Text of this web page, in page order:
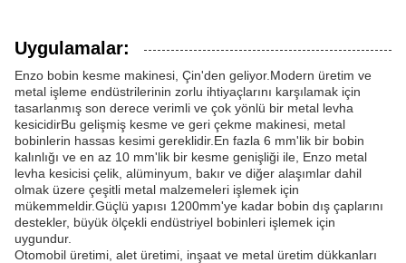
Uygulamalar:
Enzo bobin kesme makinesi, Çin'den geliyor.Modern üretim ve
metal işleme endüstrilerinin zorlu ihtiyaçlarını karşılamak için
tasarlanmış son derece verimli ve çok yönlü bir metal levha
kesicidirBu gelişmiş kesme ve geri çekme makinesi, metal
bobinlerin hassas kesimi gereklidir.En fazla 6 mm'lik bir bobin
kalınlığı ve en az 10 mm'lik bir kesme genişliği ile, Enzo metal
levha kesicisi çelik, alüminyum, bakır ve diğer alaşımlar dahil
olmak üzere çeşitli metal malzemeleri işlemek için
mükemmeldir.Güçlü yapısı 1200mm'ye kadar bobin dış çaplarını
destekler, büyük ölçekli endüstriyel bobinleri işlemek için
uygundur.
Otomobil üretimi, alet üretimi, inşaat ve metal üretim dükkanları